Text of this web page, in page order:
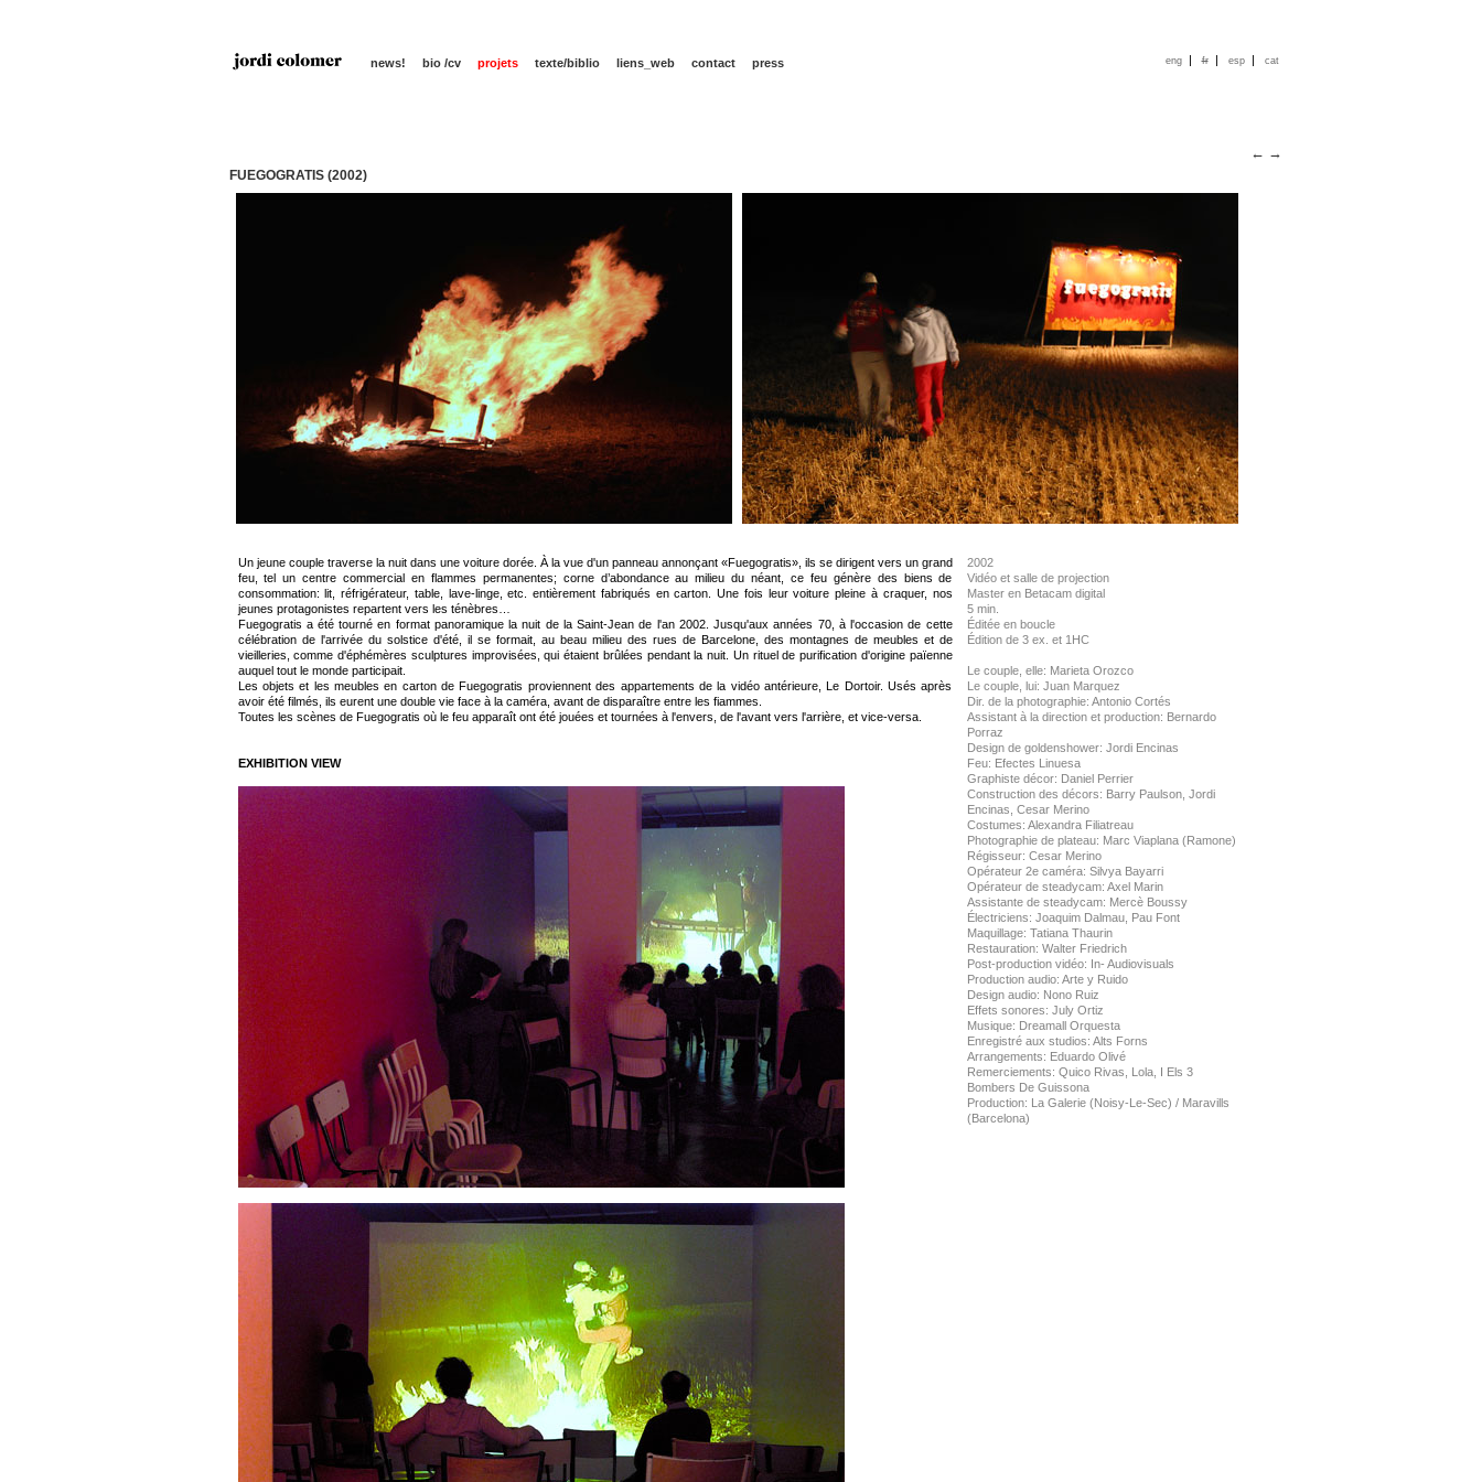
news! bio /cv projets texte/biblio liens_web contact press eng | fr | esp | cat
← →
FUEGOGRATIS (2002)
Un jeune couple traverse la nuit dans une voiture dorée. À la vue d'un panneau annonçant «Fuegogratis», ils se dirigent vers un grand
feu, tel un centre commercial en flammes permanentes; corne d’abondance au milieu du néant, ce feu génère des biens de
consommation: lit, réfrigérateur, table, lave-linge, etc. entièrement fabriqués en carton. Une fois leur voiture pleine à craquer, nos
jeunes protagonistes repartent vers les ténèbres…
Fuegogratis a été tourné en format panoramique la nuit de la Saint-Jean de l'an 2002. Jusqu'aux années 70, à l'occasion de cette
célébration de l'arrivée du solstice d'été, il se formait, au beau milieu des rues de Barcelone, des montagnes de meubles et de
vieilleries, comme d'éphémères sculptures improvisées, qui étaient brûlées pendant la nuit. Un rituel de purification d'origine païenne
auquel tout le monde participait.
Les objets et les meubles en carton de Fuegogratis proviennent des appartements de la vidéo antérieure, Le Dortoir. Usés après
avoir été filmés, ils eurent une double vie face à la caméra, avant de disparaître entre les fiammes.
Toutes les scènes de Fuegogratis où le feu apparaît ont été jouées et tournées à l'envers, de l'avant vers l'arrière, et vice-versa.
EXHIBITION VIEW
2002
Vidéo et salle de projection
Master en Betacam digital
5 min.
Éditée en boucle
Édition de 3 ex. et 1HC
Le couple, elle: Marieta Orozco
Le couple, lui: Juan Marquez
Dir. de la photographie: Antonio Cortés
Assistant à la direction et production: Bernardo
Porraz
Design de goldenshower: Jordi Encinas
Feu: Efectes Linuesa
Graphiste décor: Daniel Perrier
Construction des décors: Barry Paulson, Jordi
Encinas, Cesar Merino
Costumes: Alexandra Filiatreau
Photographie de plateau: Marc Viaplana (Ramone)
Régisseur: Cesar Merino
Opérateur 2e caméra: Silvya Bayarri
Opérateur de steadycam: Axel Marin
Assistante de steadycam: Mercè Boussy
Électriciens: Joaquim Dalmau, Pau Font
Maquillage: Tatiana Thaurin
Restauration: Walter Friedrich
Post-production vidéo: In- Audiovisuals
Production audio: Arte y Ruido
Design audio: Nono Ruiz
Effets sonores: July Ortiz
Musique: Dreamall Orquesta
Enregistré aux studios: Alts Forns
Arrangements: Eduardo Olivé
Remerciements: Quico Rivas, Lola, I Els 3
Bombers De Guissona
Production: La Galerie (Noisy-Le-Sec) / Maravills
(Barcelona)